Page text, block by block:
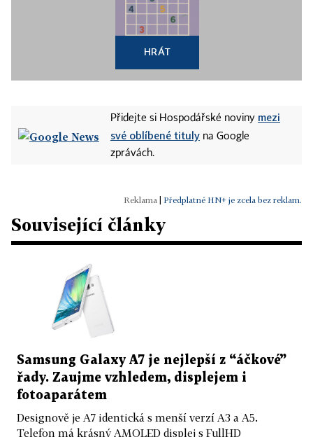
HRÁT
Přidejte si Hospodářské noviny mezi
své oblíbené tituly na Google
zprávách.
Předplatné HN+ je zcela bez reklam.
Související články
Samsung Galaxy A7 je nejlepší z “áčkové”
řady. Zaujme vzhledem, displejem i
fotoaparátem
Designově je A7 identická s menší verzí A3 a A5.
Telefon má krásný AMOLED displej s FullHD